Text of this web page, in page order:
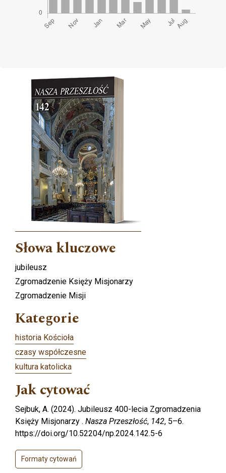
Cover image
Słowa kluczowe
jubileusz
Zgromadzenie Księży Misjonarzy
Zgromadzenie Misji
Kategorie
historia Kościoła
czasy współczesne
kultura katolicka
Jak cytować
Sejbuk, A. (2024). Jubileusz 400-lecia Zgromadzenia
Księży Misjonarzy . Nasza Przeszłość, 142, 5–6.
https://doi.org/10.52204/np.2024.142.5-6
Formaty cytowań